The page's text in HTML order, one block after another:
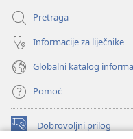
Pretraga
Informacije za liječnike
Globalni katalog
Pomoć
Dobrovoljni prilog
(otvara